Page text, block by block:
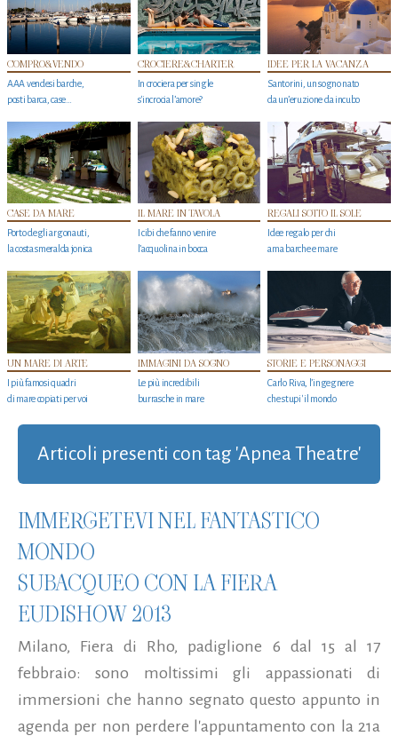
COMPRO&VENDO
AAA vendesi barche,
posti barca, case…
CROCIERE&CHARTER
In crociera per single
s'incrocia l’amore?
IDEE PER LA VACANZA
Santorini, un sogno nato
da un’eruzione da incubo
CASE DA MARE
Porto degli argonauti,
la costa smeralda jonica
IL MARE IN TAVOLA
I cibi che fanno venire
l’acquolina in bocca
REGALI SOTTO IL SOLE
Idee regalo per chi
ama barche e mare
UN MARE DI ARTE
I più famosi quadri
di mare copiati per voi
IMMAGINI DA SOGNO
Le più incredibili
burrasche in mare
STORIE E PERSONAGGI
Carlo Riva, l’ingegnere
che stupi' il mondo
Articoli presenti con tag 'Apnea Theatre'
IMMERGETEVI NEL FANTASTICO
MONDO
SUBACQUEO CON LA FIERA
EUDISHOW 2013
Milano, Fiera di Rho, padiglione 6 dal 15 al 17
febbraio: sono moltissimi gli appassionati di
immersioni che hanno segnato questo appunto in
agenda per non perdere l'appuntamento con la 21a